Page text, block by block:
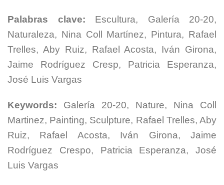
Palabras clave: Escultura, Galería 20-20,
Naturaleza, Nina Coll Martínez, Pintura, Rafael
Trelles, Aby Ruiz, Rafael Acosta, Iván Girona,
Jaime Rodríguez Cresp, Patricia Esperanza,
José Luis Vargas
Keywords: Galería 20-20, Nature, Nina Coll
Martinez, Painting, Sculpture, Rafael Trelles, Aby
Ruiz, Rafael Acosta, Iván Girona, Jaime
Rodríguez Crespo, Patricia Esperanza, José
Luis Vargas